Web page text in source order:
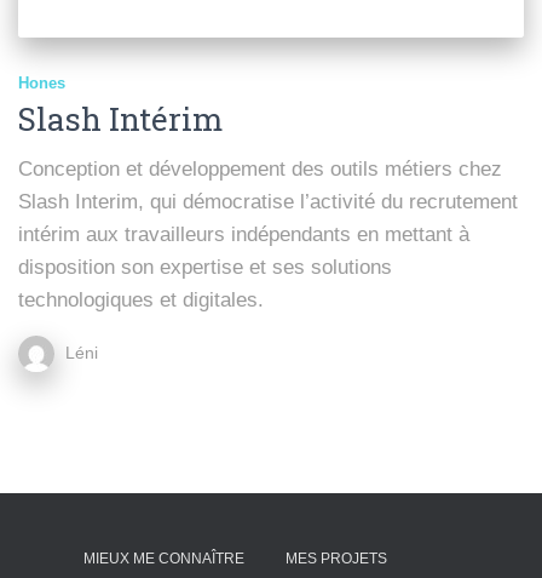
Hones
Slash Intérim
Conception et développement des outils métiers chez
Slash Interim, qui démocratise l’activité du recrutement
intérim aux travailleurs indépendants en mettant à
disposition son expertise et ses solutions
technologiques et digitales.
Léni
MIEUX ME CONNAÎTRE MES PROJETS